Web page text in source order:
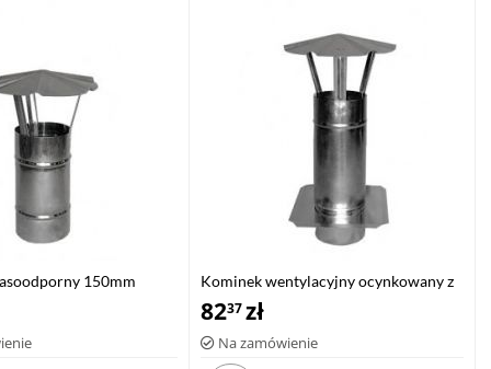
150mm
Kominek wentylacyjny ocynkowany z
płytą 120mm
8237zł
Na zamówienie